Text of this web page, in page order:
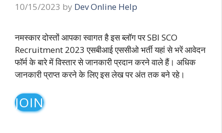
10/15/2023 by Dev Online Help
नमस्कार दोस्तों आपका स्वागत है इस ब्लॉग पर SBI SCO
Recruitment 2023 एसबीआई एससीओ भर्ती यहां से भरें आवेदन
फॉर्म के बारे में विस्तार से जानकारी प्रदान करने वाले हैं। अधिक
जानकारी प्राप्त करने के लिए इस लेख पर अंत तक बने रहे।
JOIN